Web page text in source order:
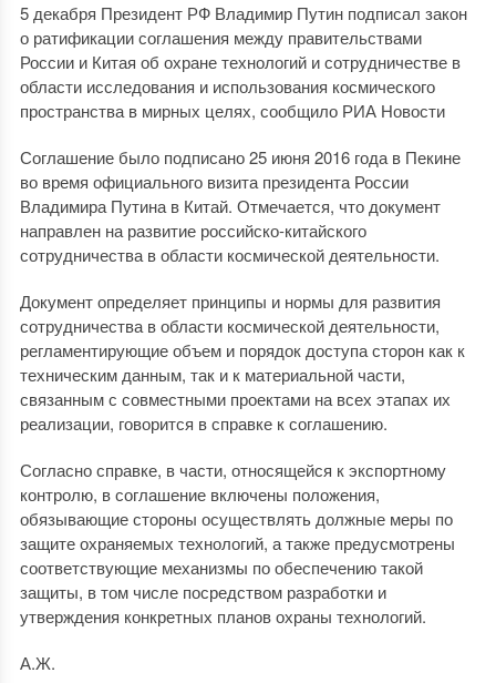
5 декабря Президент РФ Владимир Путин подписал закон
о ратификации соглашения между правительствами
России и Китая об охране технологий и сотрудничестве в
области исследования и использования космического
пространства в мирных целях, сообщило РИА Новости
Соглашение было подписано 25 июня 2016 года в Пекине
во время официального визита президента России
Владимира Путина в Китай. Отмечается, что документ
направлен на развитие российско-китайского
сотрудничества в области космической деятельности.
Документ определяет принципы и нормы для развития
сотрудничества в области космической деятельности,
регламентирующие объем и порядок доступа сторон как к
техническим данным, так и к материальной части,
связанным с совместными проектами на всех этапах их
реализации, говорится в справке к соглашению.
Согласно справке, в части, относящейся к экспортному
контролю, в соглашение включены положения,
обязывающие стороны осуществлять должные меры по
защите охраняемых технологий, а также предусмотрены
соответствующие механизмы по обеспечению такой
защиты, в том числе посредством разработки и
утверждения конкретных планов охраны технологий.
А.Ж.